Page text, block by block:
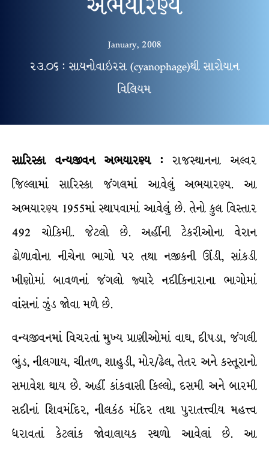
January, 2008
૨૩.૦૬ : સાયનોવાઇરસ (cyanophage)થી સારોયાન
વિલિયમ
સારિસ્કા વન્યજીવન અભયારણ્ય: રાજસ્થાનના અલ્વર
જિલ્લામાં સારિસ્કા જંગલમાં આવેલું અભયારણ્ય. આ
અભયારણ્ય 1955માં સ્થાપવામાં આવેલું છે. તેનો કુલ વિસ્તાર
492 ચોકિમી. જેટલો છે. અહીંની ટેકરીઓના વેરાન
ઢોળાવોના નીચેના ભાગો પર તથા નજીકની ઊંડી, સાંકડી
ખીણોમાં બાવળનાં જંગલો જ્યારે નદીકિનારાના ભાગોમાં
વાંસનાં ઝુંડ જોવા મળે છે.
વન્યજીવનમાં વિચરતાં મુખ્ય પ્રાણીઓમાં વાઘ, દીપડા, જંગલી
ભુંડ, નીલગાય, ચીતળ, શાહુડી, મોર/ઢેલ, તેતર અને કસ્તૂરાનો
સમાવેશ થાય છે. અહીં કાંકવાસી કિલ્લો, દસમી અને બારમી
સદીનાં શિવમંદિર, નીલકંઠ મંદિર તથા પુરાતત્ત્વીય મહત્ત્વ
ધરાવતાં કેટલાંક જોવાલાયક સ્થળો આવેલાં છે. આ